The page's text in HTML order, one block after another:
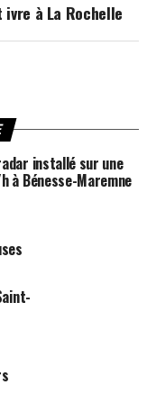
à La Rochelle
installé sur une
à Bénesse-Maremne